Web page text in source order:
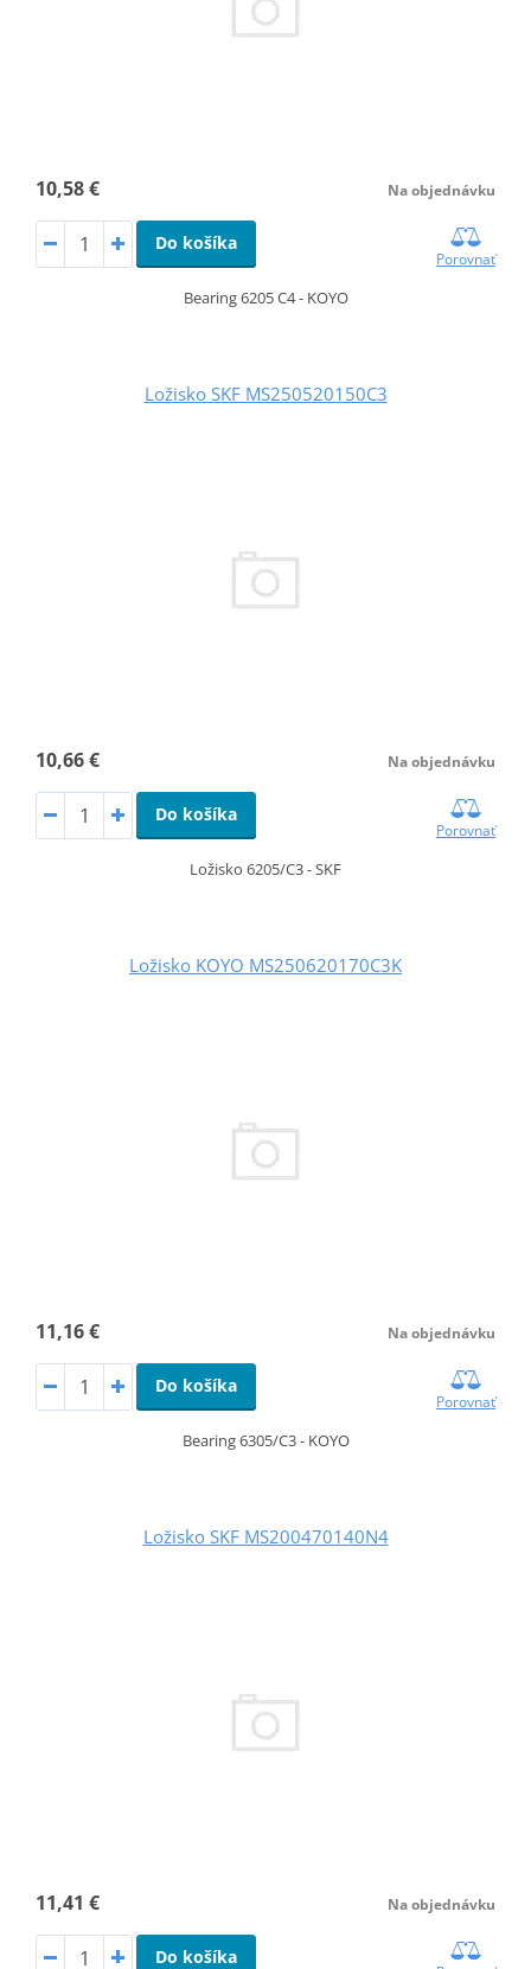
10,58 € Na objednávku
Do košíka
Porovnať
Bearing 6205 C4 - KOYO
Ložisko SKF MS250520150C3
10,66 € Na objednávku
Do košíka
Porovnať
Ložisko 6205/C3 - SKF
Ložisko KOYO MS250620170C3K
11,16 € Na objednávku
Do košíka
Porovnať
Bearing 6305/C3 - KOYO
Ložisko SKF MS200470140N4
11,41 € Na objednávku
Do košíka